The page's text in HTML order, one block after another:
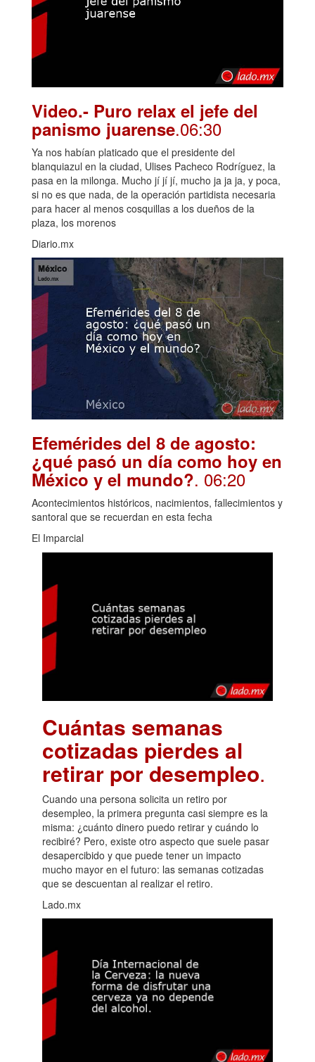
Video.- Puro relax el jefe del
panismo juarense.06:30
Ya nos habían platicado que el presidente del
blanquiazul en la ciudad, Ulises Pacheco Rodríguez, la
pasa en la milonga. Mucho jí jí jí, mucho ja ja ja, y poca,
si no es que nada, de la operación partidista necesaria
para hacer al menos cosquillas a los dueños de la
plaza, los morenos
Diario.mx
Efemérides del 8 de agosto:
¿qué pasó un día como hoy en
México y el mundo?. 06:20
Acontecimientos históricos, nacimientos, fallecimientos y
santoral que se recuerdan en esta fecha
El Imparcial
Cuántas semanas
cotizadas pierdes al
retirar por desempleo.
Cuando una persona solicita un retiro por
desempleo, la primera pregunta casi siempre es la
misma: ¿cuánto dinero puedo retirar y cuándo lo
recibiré? Pero, existe otro aspecto que suele pasar
desapercibido y que puede tener un impacto
mucho mayor en el futuro: las semanas cotizadas
que se descuentan al realizar el retiro.
Lado.mx